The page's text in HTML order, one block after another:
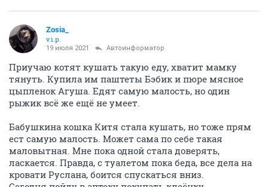
Zosia_
v.i.p.
19 июля 2021 Автоинформатор
Приучаю котят кушать такую еду, хватит мамку
тянуть. Купила им паштеты Бэбик и пюре мясное
цыпленок Агуша. Едят самую малость, но один
рыжик всё же ещё не умеет.
Бабушкина кошка Китя стала кушать, но тоже прям
ест самую малость. Может сама по себе такая
маловытная. Мне пока одной стала доверять,
ласкается. Правда, с туалетом пока беда, все дела на
кровати Руслана, боится спускаться вниз.